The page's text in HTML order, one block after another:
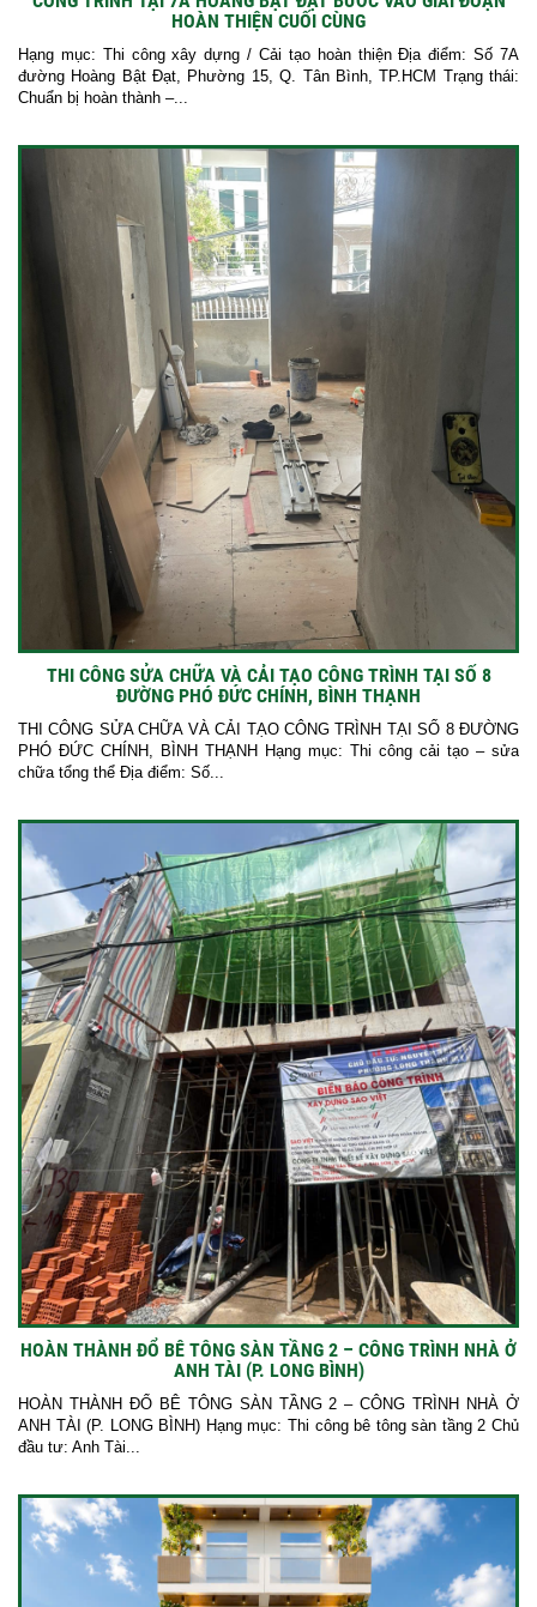
HOÀN THIỆN CUỐI CÙNG
Hạng mục: Thi công xây dựng / Cải tạo hoàn thiện Địa điểm: Số 7A
đường Hoàng Bật Đạt, Phường 15, Q. Tân Bình, TP.HCM Trạng thái:
Chuẩn bị hoàn thành –...
THI CÔNG SỬA CHỮA VÀ CẢI TẠO CÔNG TRÌNH TẠI SỐ 8
ĐƯỜNG PHÓ ĐỨC CHÍNH, BÌNH THẠNH
THI CÔNG SỬA CHỮA VÀ CẢI TẠO CÔNG TRÌNH TẠI SỐ 8 ĐƯỜNG
PHÓ ĐỨC CHÍNH, BÌNH THẠNH Hạng mục: Thi công cải tạo – sửa
chữa tổng thể Địa điểm: Số...
HOÀN THÀNH ĐỔ BÊ TÔNG SÀN TẦNG 2 – CÔNG TRÌNH NHÀ Ở
ANH TÀI (P. LONG BÌNH)
HOÀN THÀNH ĐỔ BÊ TÔNG SÀN TẦNG 2 – CÔNG TRÌNH NHÀ Ở
ANH TÀI (P. LONG BÌNH) Hạng mục: Thi công bê tông sàn tầng 2 Chủ
đầu tư: Anh Tài...